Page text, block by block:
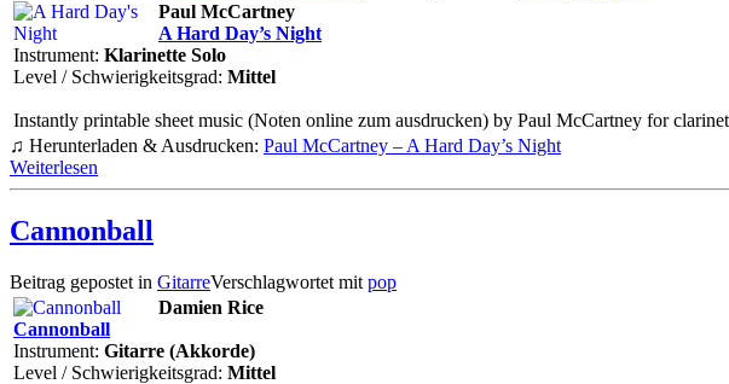
Paul McCartney
A Hard Day’s Night
Instrument: Klarinette Solo
Level / Schwierigkeitsgrad: Mittel
Instantly printable sheet music (Noten online zum ausdrucken) by Paul McCartney for
♫ Herunterladen & Ausdrucken: Paul McCartney – A Hard Day’s Night
Weiterlesen
Cannonball
Beitrag gepostet in GitarreVerschlagwortet mit pop
Damien Rice
Cannonball
Instrument: Gitarre (Akkorde)
Level / Schwierigkeitsgrad: Mittel